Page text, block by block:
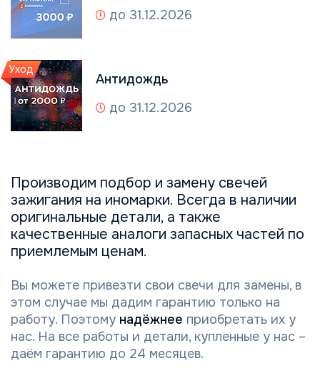
Производим подбор и замену свечей
зажигания на иномарки. Всегда в наличии
оригинальные детали, а также
качественные аналоги запасных частей по
приемлемым ценам.
Вы можете привезти свои свечи для замены, в
этом случае мы дадим гарантию только на
работу. Поэтому надёжнее приобретать их у
нас. На все работы и детали, купленные у нас –
даём гарантию до 24 месяцев.
до 31.12.2026
Уход
Антидождь
до 31.12.2026